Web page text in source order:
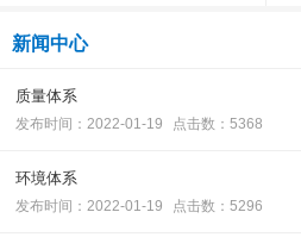
新闻中心
质量体系
发布时间：2022-01-19 点击数：5368
环境体系
发布时间：2022-01-19 点击数：5296